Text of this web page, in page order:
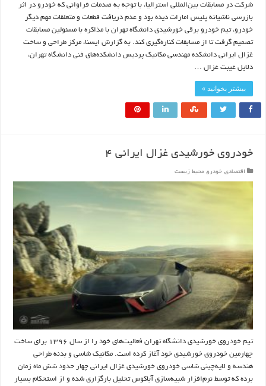
شرکت در مسابقات بین‌المللی استرالیا، با توجه به صدمات فراوانی که خودرو در اثر
بازرسی ناشیانه پلیس امارات دیده بود و عدم دریافت قطعات و متعلقات مهم دیگر
خودرو، تیم خودرو برقی خورشیدی دانشگاه تهران با مذاکره با مسئولین مسابقات
تصمیم گرفت تا از مسابقات کناره‌گیری کند. به گزارش ایسنا، مرکز طراحی و ساخت
غزال ایرانی دانشکده مهندسی مکانیک پردیس دانشکده‌های فنی دانشگاه تهران،
دلایل غیبت غزال …
بیشتر بخوانید »
خودروی خورشیدی غزال ایرانی ۴
اقتصادی, خودرو, محیط زیست
تیم خودروی خورشیدی دانشگاه تهران فعالیت‌های خود را از سال ۱۳۹۶ برای ساخت
چهارمین خودروی خورشیدی خود آغاز کرده است. مکانیک شاسی و بدنه طراحی
هندسه و لایه‌چینی شاسی خودروی خورشیدی غزال ایرانی چهار حدود شش ماه زمان
برده که توسط نرم‌افزار شبیه‌سازی آباکوس تحلیل بارگزاری شده و از استحکام بسیار